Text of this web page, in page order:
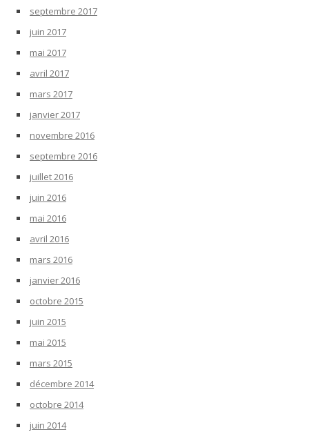
septembre 2017
juin 2017
mai 2017
avril 2017
mars 2017
janvier 2017
novembre 2016
septembre 2016
juillet 2016
juin 2016
mai 2016
avril 2016
mars 2016
janvier 2016
octobre 2015
juin 2015
mai 2015
mars 2015
décembre 2014
octobre 2014
juin 2014